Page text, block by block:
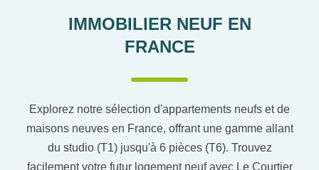
IMMOBILIER NEUF EN
FRANCE
Explorez notre sélection d'appartements neufs et de
maisons neuves en France, offrant une gamme allant
du studio (T1) jusqu'à 6 pièces (T6). Trouvez
facilement votre futur logement neuf avec Le Courtier